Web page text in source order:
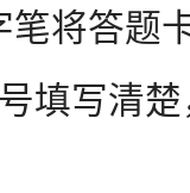
笔将答题
填写清